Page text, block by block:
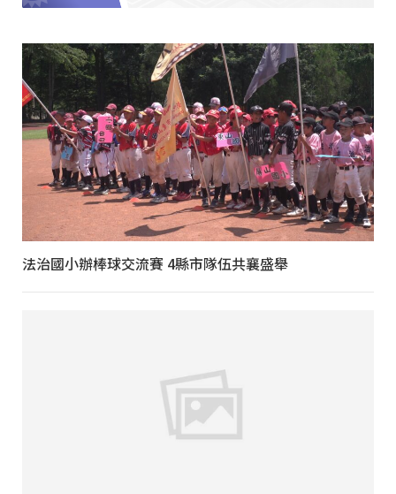
法治國小辦棒球交流賽 4縣市隊伍共襄盛舉